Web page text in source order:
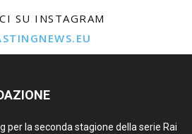
SU INSTAGRAM
per la seconda stagione della serie Rai